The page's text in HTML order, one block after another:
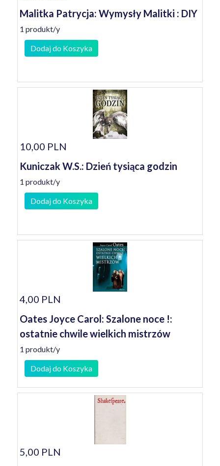
Malitka Patrycja: Wymysły Malitki : DIY
1 produkt/y
Dodaj do Koszyka
10,00 PLN
Kuniczak W.S.: Dzień tysiąca godzin
1 produkt/y
Dodaj do Koszyka
4,00 PLN
Oates Joyce Carol: Szalone noce !:
ostatnie chwile wielkich mistrzów
1 produkt/y
Dodaj do Koszyka
5,00 PLN